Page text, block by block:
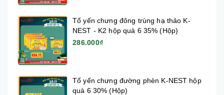
Tổ yến chưng đông trùng hạ thảo K-
NEST - K2 hộp quà 6 35% (Hộp)
286.000₫
Tổ yến chưng đường phèn K-NEST hộp
quà 6 30% (Hộp)